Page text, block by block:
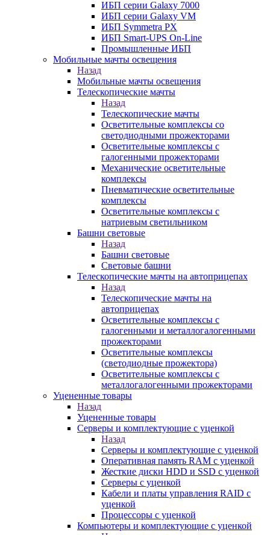
ИБП серии Galaxy 7000
ИБП серии Galaxy VM
ИБП Symmetra PX
ИБП Smart-UPS On-Line
Промышленные ИБП
Мобильные мачты освещения
Назад
Мобильные мачты освещения
Телескопические мачты
Назад
Телескопические мачты
Осветительные комплексы со
светодиодными прожекторами
Осветительные комплексы с
галогенными прожекторами
Механические осветительные
комплексы
Пневматические осветительные
комплексы
Осветительные комплексы с
натриевым светильником
Башни световые
Назад
Башни световые
Световые башни
Телескопические мачты на автоприцепах
Назад
Телескопические мачты на
автоприцепах
Осветительные комплексы с
галогенными и металлогалогенными
прожекторами
Осветительные комплексы
(светодиодные прожектора)
Осветительные комплексы с
металлогалогенными прожекторами
Уцененные товары
Назад
Уцененные товары
Серверы и комплектующие с уценкой
Назад
Серверы и комплектующие с уценкой
Оперативная память RAM с уценкой
Жесткие диски HDD и SSD с уценкой
Серверы с уценкой
Кабели и платы управления RAID с
уценкой
Процессоры с уценкой
Компьютеры и комплектующие с уценкой